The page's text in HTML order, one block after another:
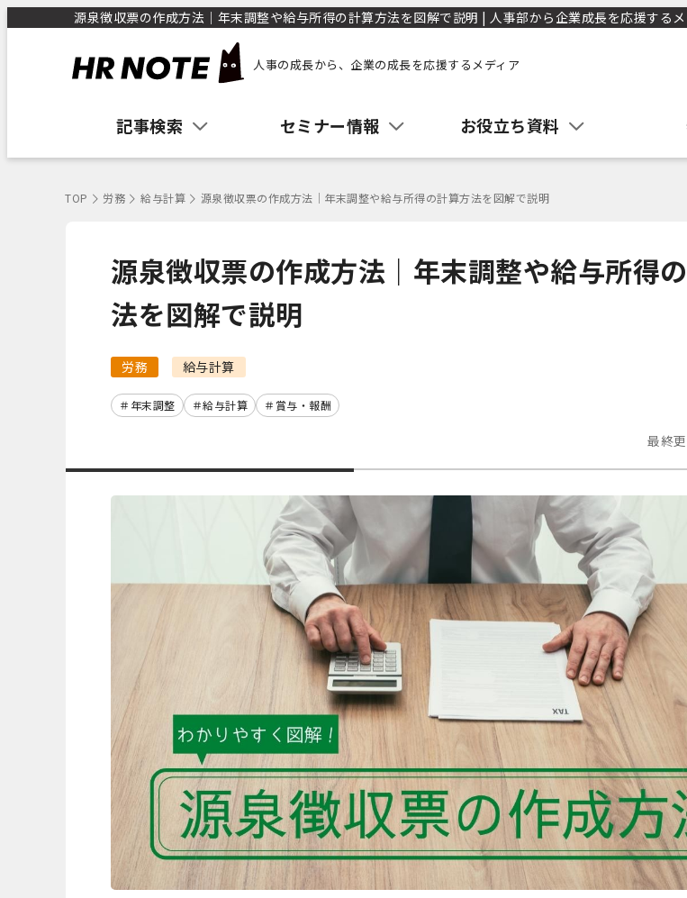
源泉徴収票の作成方法｜年末調整や給与所得の計算方法を図解で説明 | 人事部から企業成長を応援する
人事の成長から、企業の成長を応援するメディア
記事検索 セミナー情報 お役立ち資料
TOP 労務 給与計算 源泉徴収票の作成方法｜年末調整や給与所得の計算方法を図解で説明
源泉徴収票の作成方法｜年末調整や給与所得
法を図解で説明
労務 給与計算
年末調整 給与計算 賞与・報酬
最終